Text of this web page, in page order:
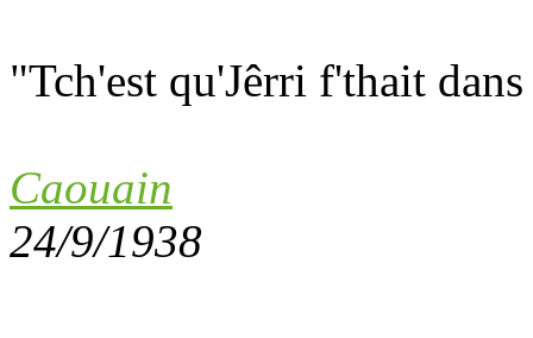
"Tch'est qu'Jêrri f'thait
Caouain
24/9/1938